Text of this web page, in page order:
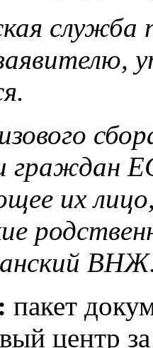
граждан
их
пакет
центр